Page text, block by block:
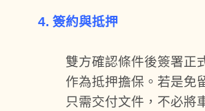
4. 簽約與抵押
雙方確認條件後簽署正
作為抵押擔保。若是免
只需交付文件，不必將